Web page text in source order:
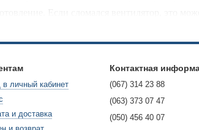
температурой приготовления. Их
Несовместимые компоненты могут повредить
в личный кабинет
и доставка
Контактная
(067) 314 23 88
(063) 373 07 47
(050) 456 40 07